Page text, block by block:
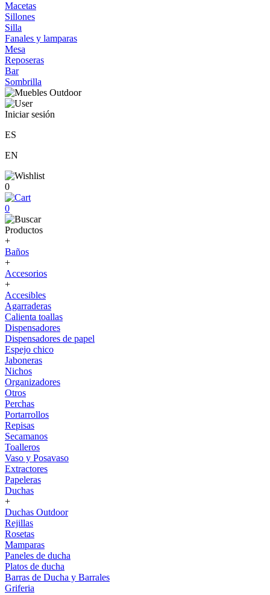
Macetas
Sillones
Silla
Fanales y lamparas
Mesa
Reposeras
Bar
Sombrilla
Iniciar sesión
ES
EN
0
0
Productos
+
Baños
+
Accesorios
+
Accesibles
Agarraderas
Calienta toallas
Dispensadores
Dispensadores de papel
Espejo chico
Jaboneras
Nichos
Organizadores
Otros
Perchas
Portarrollos
Repisas
Secamanos
Toalleros
Vaso y Posavaso
Extractores
Papeleras
Duchas
+
Duchas Outdoor
Rejillas
Rosetas
Mamparas
Paneles de ducha
Platos de ducha
Barras de Ducha y Barrales
Griferia